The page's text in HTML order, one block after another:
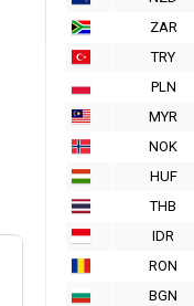
ZAR
TRY
PLN
MYR
NOK
HUF
THB
IDR
RON
BGN